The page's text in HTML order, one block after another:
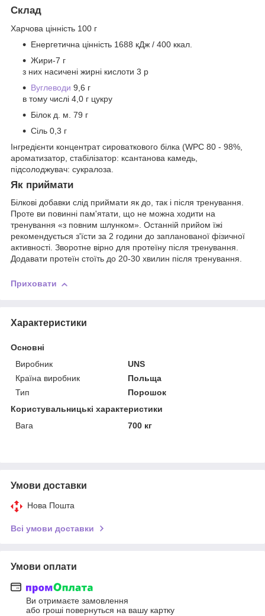
Склад
Харчова цінність 100 г
Енергетична цінність 1688 кДж / 400 ккал.
Жири-7 г
з них насичені жирні кислоти 3 р
Вуглеводи 9,6 г
в тому числі 4,0 г цукру
Білок д. м. 79 г
Сіль 0,3 г
Інгредієнти концентрат сироваткового білка (WPC 80 - 98%,
ароматизатор, стабілізатор: ксантанова камедь,
підсолоджувач: сукралоза.
Як приймати
Білкові добавки слід приймати як до, так і після тренування.
Проте ви повинні пам'ятати, що не можна ходити на
тренування «з повним шлунком». Останній прийом їжі
рекомендується з'їсти за 2 години до запланованої фізичної
активності. Зворотне вірно для протеїну після тренування.
Додавати протеїн стоїть до 20-30 хвилин після тренування.
Приховати
Характеристики
Основні
Виробник
UNS
Країна виробник
Польща
Тип
Порошок
Користувальницькі характеристики
Вага
700 кг
Умови доставки
Нова Пошта
Всі умови доставки
Умови оплати
Ви отримаєте замовлення
або гроші повернуться на вашу картку